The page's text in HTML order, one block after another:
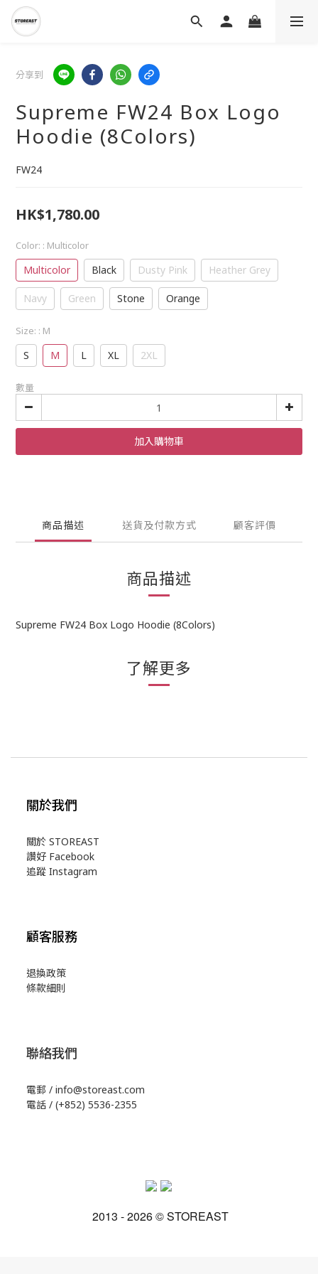
分享到
Supreme FW24 Box Logo
Hoodie (8Colors)
FW24
HK$1,780.00
Color: : Multicolor
Multicolor Black Dusty Pink Heather Grey
Navy Green Stone Orange
Size: : M
S M L XL 2XL
數量
加入購物車
商品描述 送貨及付款方式 顧客評價
商品描述
Supreme FW24 Box Logo Hoodie (8Colors)
了解更多
關於我們
關於 STOREAST
讚好 Facebook
追蹤 Instagram
顧客服務
退換政策
條款細則
聯絡我們
電郵 / info@storeast.com
電話 / (+852) 5536-2355
2013 - 2026 © STOREAST